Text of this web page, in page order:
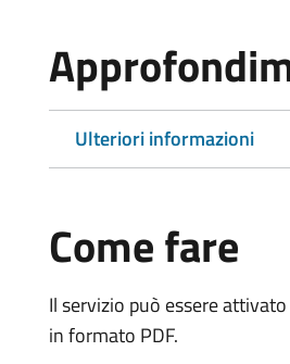
Ulteriori informazioni
Come fare
Il servizio può essere
in formato PDF.